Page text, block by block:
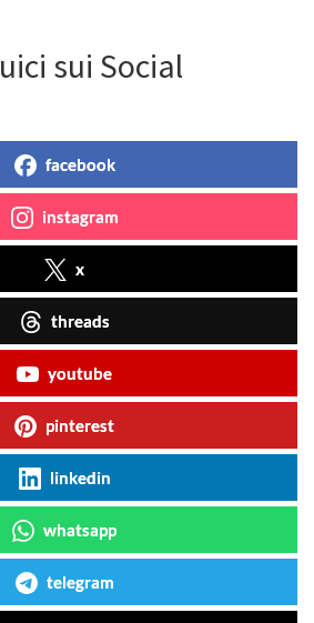
sui Social
facebook
instagram
x
threads
youtube
pinterest
linkedin
whatsapp
telegram